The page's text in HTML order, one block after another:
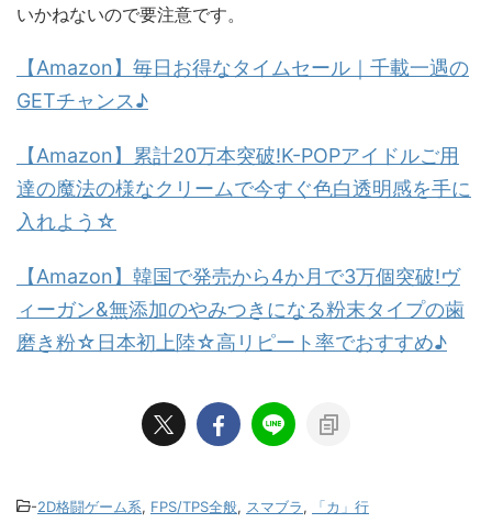
いかねないので要注意です。
【Amazon】毎日お得なタイムセール｜千載一遇の
GETチャンス♪
【Amazon】累計20万本突破!K-POPアイドルご用
達の魔法の様なクリームで今すぐ色白透明感を手に
入れよう☆
【Amazon】韓国で発売から4か月で3万個突破!ヴ
ィーガン&無添加のやみつきになる粉末タイプの歯
磨き粉☆日本初上陸☆高リピート率でおすすめ♪
-2D格闘ゲーム系, FPS/TPS全般, スマブラ,
「カ」行